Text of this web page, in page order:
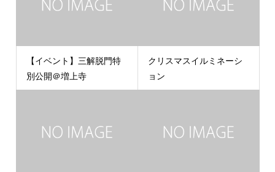
【イベント】三解脱門特
別公開＠増上寺
クリスマスイルミネーシ
ョン